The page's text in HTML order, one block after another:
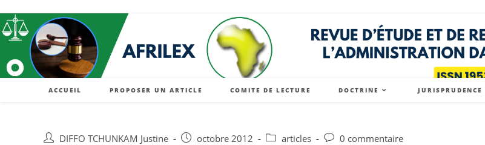
ACCUEIL PROPOSER UN ARTICLE COMITE DE LECTURE DOCTRINE JURISPRUDENCE
DIFFO TCHUNKAM Justine octobre 2012 articles 0 commentaire